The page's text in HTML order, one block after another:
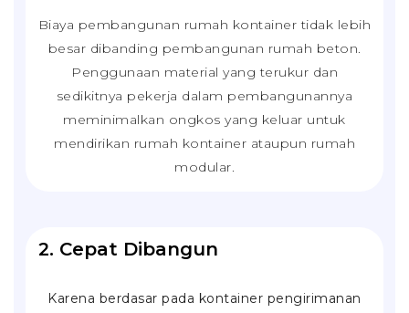
Biaya pembangunan rumah kontainer tidak lebih
besar dibanding pembangunan rumah beton.
Penggunaan material yang terukur dan
sedikitnya pekerja dalam pembangunannya
meminimalkan ongkos yang keluar untuk
mendirikan rumah kontainer ataupun rumah
modular.
2. Cepat Dibangun
Karena berdasar pada kontainer pengirimanan